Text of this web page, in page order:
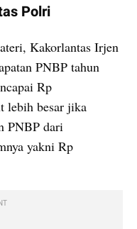
Polri
Kakorlantas Irjen
PNBP tahun
Rp
lebih besar jika
PNBP dari
yakni Rp